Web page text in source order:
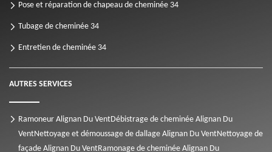
Pose et réparation de chapeau de cheminée 34
Tubage de cheminée 34
Entretien de cheminée 34
AUTRES SERVICES
Ramoneur Alignan Du VentDébistrage de cheminée Alignan Du
VentNettoyage et démoussage de dallage Alignan Du VentNettoyage de
façade Alignan Du VentRamonage de cheminée Alignan Du